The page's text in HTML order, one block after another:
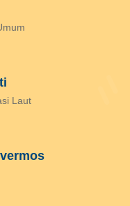
Laut